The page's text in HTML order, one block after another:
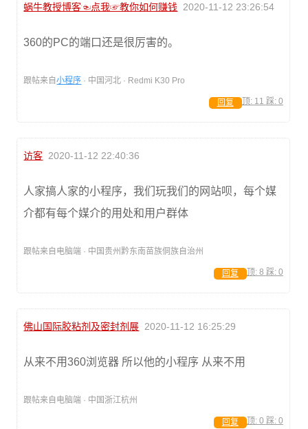
蜗牛教授博客☜点我☞教你如何赚钱 2020-11-12 23:26:54
360的PC的端口还是很厉害的。
跟帖来自小程序 · 中国河北 · Redmi K30 Pro
顶: 11 踩: 0
回复
访客 2020-11-12 22:40:36
人家搞人家的小程序，我们玩我们的网站呗，每个媒
介都有每个媒介的用处和用户群体
跟帖来自电脑端 · 中国贵州黔东南苗族侗族自治州
顶: 8 踩: 0
回复
佛山国际胶粘剂及密封剂展 2020-11-12 16:25:29
从来不用360浏览器 所以他的小程序 从来不用
跟帖来自电脑端 · 中国浙江杭州
顶: 0 踩: 0
回复